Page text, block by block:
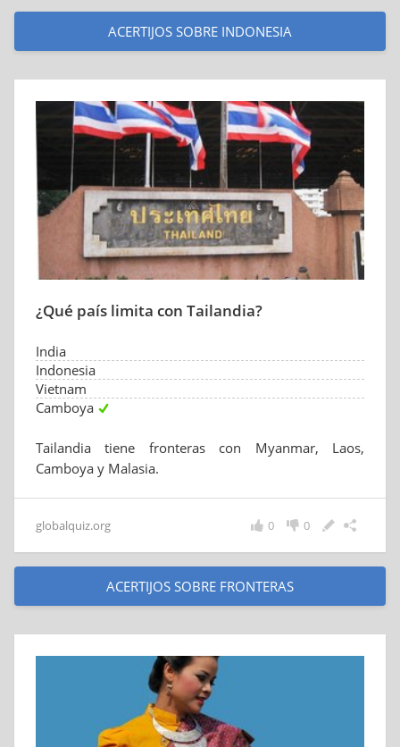
ACERTIJOS SOBRE INDONESIA
¿Qué país limita con Tailandia?
India
Indonesia
Vietnam
Camboya
Tailandia tiene fronteras con Myanmar, Laos,
Camboya y Malasia.
globalquiz.org 0
0
ACERTIJOS SOBRE FRONTERAS